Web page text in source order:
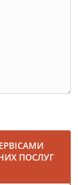
ПОСЛУГ